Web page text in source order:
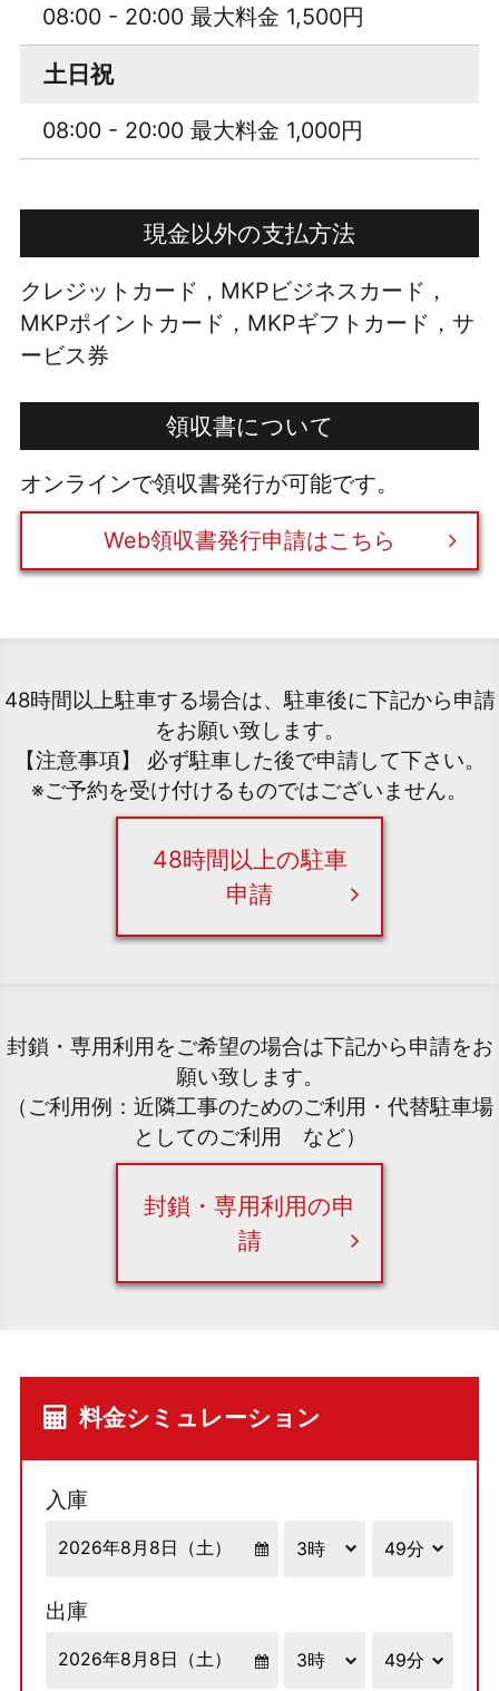
08:00 - 20:00 最大料金 1,500円
土日祝
08:00 - 20:00 最大料金 1,000円
現金以外の支払方法
クレジットカード，MKPビジネスカード，
MKPポイントカード，MKPギフトカード，サ
ービス券
領収書について
オンラインで領収書発行が可能です。
Web領収書発行申請はこちら
48時間以上駐車する場合は、駐車後に下記から申請
をお願い致します。
【注意事項】 必ず駐車した後で申請して下さい。
※ご予約を受け付けるものではございません。
48時間以上の駐車
申請
封鎖・専用利用をご希望の場合は下記から申請をお
願い致します。
（ご利用例：近隣工事のためのご利用・代替駐車場
としてのご利用 など）
封鎖・専用利用の申
請
料金シミュレーション
入庫
出庫